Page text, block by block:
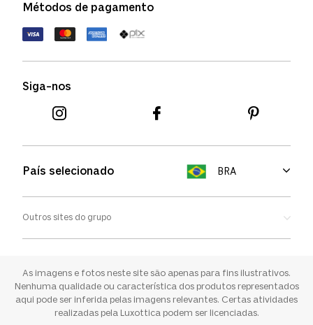
FAQs
Política de devolução
Termos de uso
Métodos de pagamento
Siga-nos
País selecionado BRA
Outros sites do grupo
Ray-ban
Sunglass Hut
As imagens e fotos neste site são apenas para fins ilustrativos.
Nenhuma qualidade ou característica dos produtos representados
aqui pode ser inferida pelas imagens relevantes. Certas atividades
realizadas pela Luxottica podem ser licenciadas.